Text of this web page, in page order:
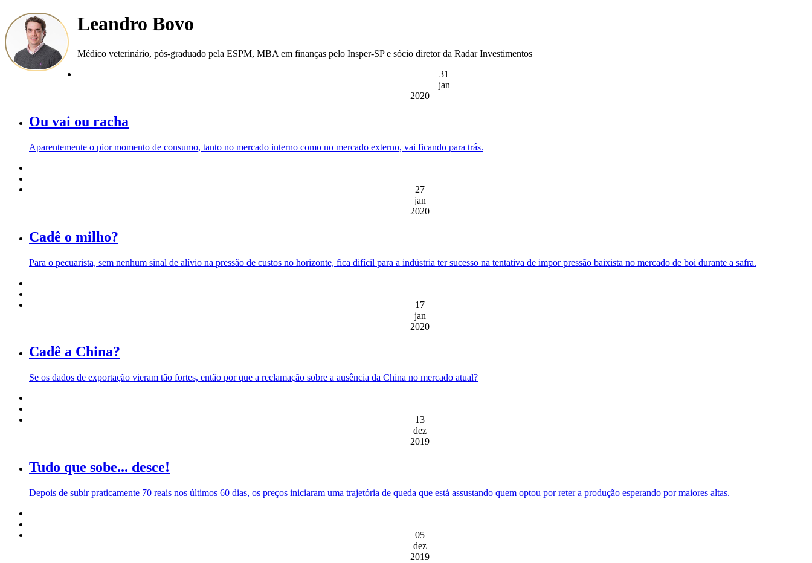
Leandro Bovo
Médico veterinário, pós-graduado pela ESPM, MBA em finanças pelo Insper-SP e sócio diretor da Radar Investimentos
31
jan
2020
Ou vai ou racha
Aparentemente o pior momento de consumo, tanto no mercado interno como no mercado externo, vai ficando para trás.
27
jan
2020
Cadê o milho?
Para o pecuarista, sem nenhum sinal de alívio na pressão de custos no horizonte, fica difícil para a indústria ter sucesso na tentativa de impor pressão baixista no mercado de boi durante a safra.
17
jan
2020
Cadê a China?
Se os dados de exportação vieram tão fortes, então por que a reclamação sobre a ausência da China no mercado atual?
13
dez
2019
Tudo que sobe... desce!
Depois de subir praticamente 70 reais nos últimos 60 dias, os preços iniciaram uma trajetória de queda que está assustando quem optou por reter a produção esperando por maiores altas.
05
dez
2019